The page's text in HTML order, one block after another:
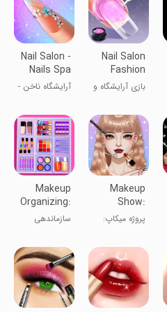
Nail Salon
Fashion
Makeup
Game
بازی آرایشگاه و
Nail Salon -
Nails Spa
Games
آرایشگاه ناخن -
ناخن
Makeup
Show:
Makeover
Salon
پروژه میکاپ:
چهره
Makeup
Organizing:
Girl Games
سازماندهی
بازی‌های
دخترانه